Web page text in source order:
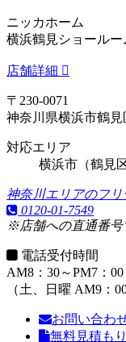
ニッカホーム
横浜鶴見ショールー
店舗詳細
〒230-0071
神奈川県横浜市鶴見
対応エリア
横浜市（鶴見
神奈川エリアのフ
0120-01-7549
※店舗への直通番号
電話受付時間
AM8：30～PM7：00
（土、日曜 AM9：
お問い合わ
無料見積もり